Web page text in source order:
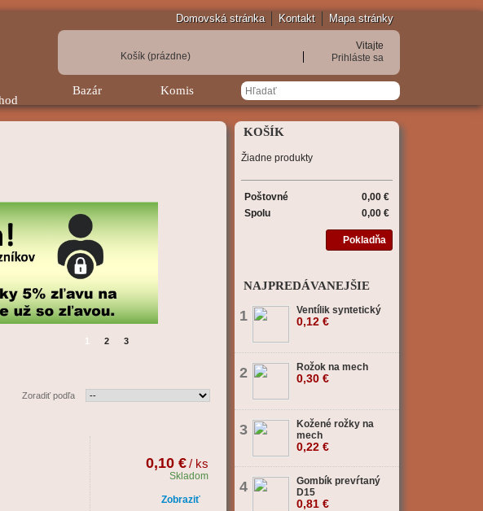
Domovská stránka Kontakt Mapa stránky
Vitajte
Prihláste sa
Košík (prázdne)
Komis
Bazár
1 2 3
Zoradiť podľa
0,10 €/ ks
Skladom
Zobraziť
KOŠÍK
Žiadne produkty
0,00 €
Poštovné
0,00 €
Spolu
Pokladňa
NAJPREDÁVANEJŠIE
1 Ventílik syntetický
0,12 €
2 Rožok na mech
0,30 €
3
Kožené rožky na
mech
0,22 €
4
Gombík prevŕtaný
D15
0,81 €